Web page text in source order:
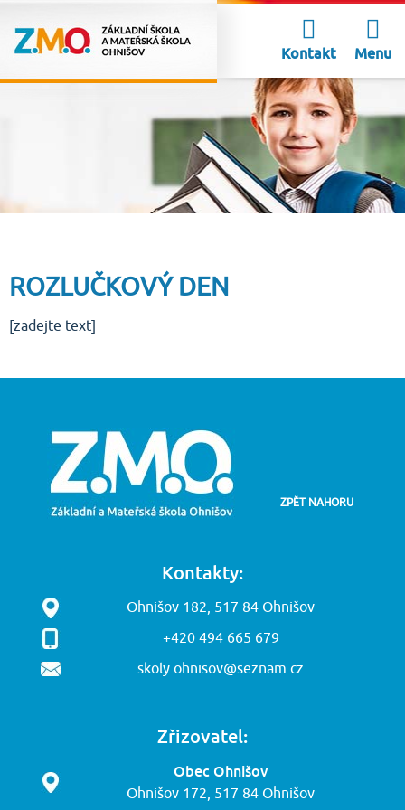
Menu
Kontakt
ROZLUČKOVÝ DEN
[zadejte text]
Kontakty:
Ohnišov 182, 517 84 Ohnišov
+420 494 665 679
skoly.ohnisov@seznam.cz
Zřizovatel:
Obec Ohnišov
Ohnišov 172, 517 84 Ohnišov
ZPĚT NAHORU